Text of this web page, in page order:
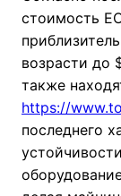
стоимость
возрасти до
также
https://
последнего